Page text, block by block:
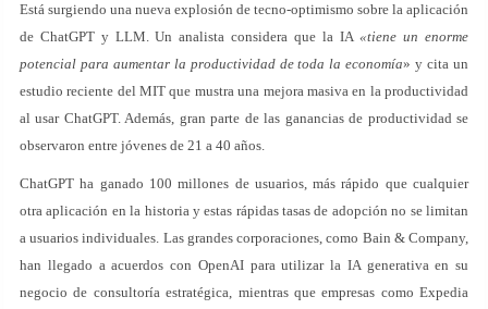
Está surgiendo una nueva explosión de tecno-optimismo sobre la aplicación
de ChatGPT y LLM. Un analista considera que la IA«tiene un enorme
potencial para aumentar la productividad de toda la economía» y cita un
estudio reciente del MIT que mustra una mejora masiva en la productividad
al usar ChatGPT. Además, gran parte de las ganancias de productividad se
observaron entre jóvenes de 21 a 40 años.
ChatGPT ha ganado 100 millones de usuarios, más rápido que cualquier
otra aplicación en la historia y estas rápidas tasas de adopción no se limitan
a usuarios individuales. Las grandes corporaciones, como Bain & Company,
han llegado a acuerdos con OpenAI para utilizar la IA generativa en su
negocio de consultoría estratégica, mientras que empresas como Expedia